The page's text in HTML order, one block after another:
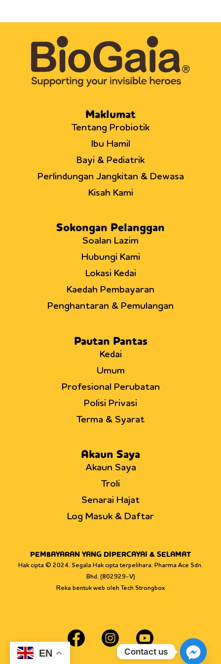
Maklumat
Tentang Probiotik
Ibu Hamil
Bayi & Pediatrik
Perlindungan Jangkitan & Dewasa
Kisah Kami
Sokongan Pelanggan
Soalan Lazim
Hubungi Kami
Lokasi Kedai
Kaedah Pembayaran
Penghantaran & Pemulangan
Pautan Pantas
Kedai
Umum
Profesional Perubatan
Polisi Privasi
Terma & Syarat
Akaun Saya
Akaun Saya
Troli
Senarai Hajat
Log Masuk & Daftar
PEMBAYARAN YANG DIPERCAYAI & SELAMAT
Hak cipta © 2024. Segala Hak cipta terpelihara. Pharma Ace Sdn.
Bhd. (802929-V)
Reka bentuk web oleh Tech Strongbox
EN Contact us